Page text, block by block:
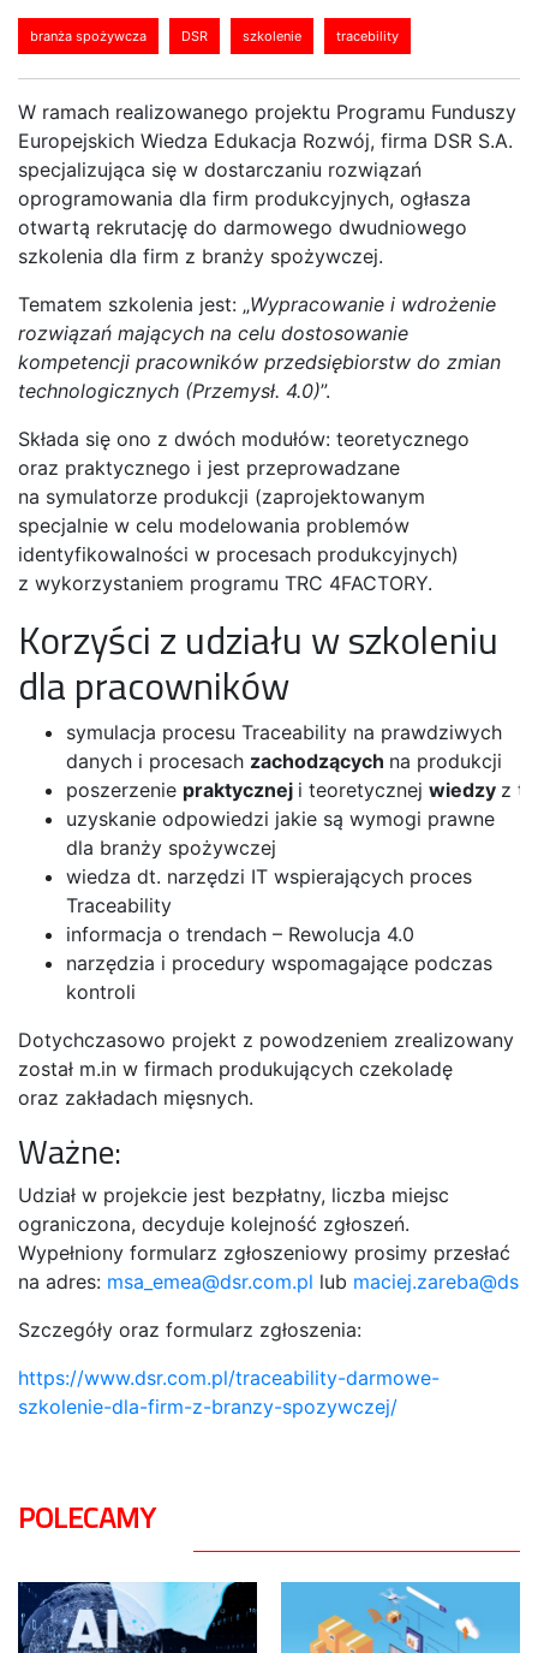
branża spożywcza DSR szkolenie tracebility
W ramach realizowanego projektu Programu Funduszy
Europejskich Wiedza Edukacja Rozwój, firma DSR S.A.
specjalizująca się w dostarczaniu rozwiązań
oprogramowania dla firm produkcyjnych, ogłasza
otwartą rekrutację do darmowego dwudniowego
szkolenia dla firm z branży spożywczej.
Tematem szkolenia jest: „Wypracowanie i wdrożenie
rozwiązań mających na celu dostosowanie
kompetencji pracowników przedsiębiorstw do zmian
technologicznych (Przemysł. 4.0)”.
Składa się ono z dwóch modułów: teoretycznego
oraz praktycznego i jest przeprowadzane
na symulatorze produkcji (zaprojektowanym
specjalnie w celu modelowania problemów
identyfikowalności w procesach produkcyjnych)
z wykorzystaniem programu TRC 4FACTORY.
Korzyści z udziału w szkoleniu
dla pracowników
symulacja procesu Traceability na prawdziwych
danych i procesach zachodzących na produkcji
poszerzenie praktycznej i teoretycznej wiedzy z
uzyskanie odpowiedzi jakie są wymogi prawne
dla branży spożywczej
wiedza dt. narzędzi IT wspierających proces
Traceability
informacja o trendach – Rewolucja 4.0
narzędzia i procedury wspomagające podczas
kontroli
Dotychczasowo projekt z powodzeniem zrealizowany
został m.in w firmach produkujących czekoladę
oraz zakładach mięsnych.
Ważne:
Udział w projekcie jest bezpłatny, liczba miejsc
ograniczona, decyduje kolejność zgłoszeń.
Wypełniony formularz zgłoszeniowy prosimy przesłać
na adres: msa_emea@dsr.com.pl lub
Szczegóły oraz formularz zgłoszenia:
https://www.dsr.com.pl/traceability-darmowe-
szkolenie-dla-firm-z-branzy-spozywczej/
POLECAMY